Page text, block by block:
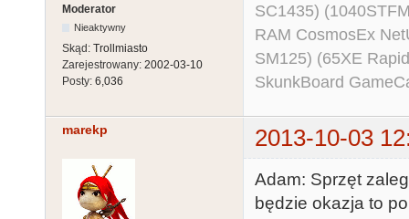
Moderator
Nieaktywny
Skąd: Trollmiasto
Zarejestrowany: 2002-03-10
Posty: 6,036
SC1435)
RAM CosmosEx
SM125) (65XE
SkunkBoard
marekp 2013-10-03
Adam: Sprzęt
będzie okazja to